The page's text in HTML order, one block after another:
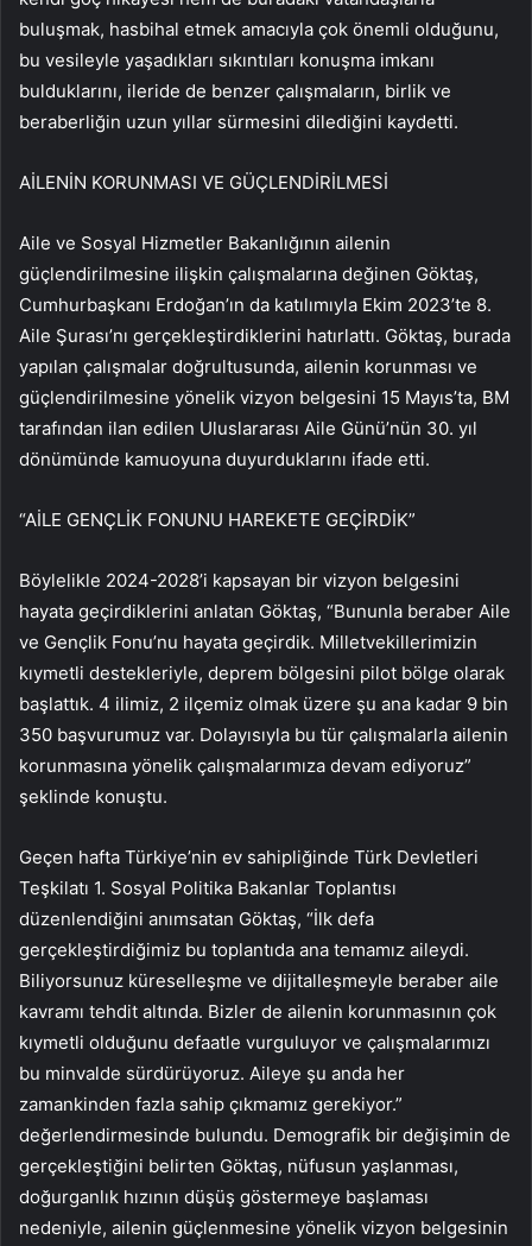
buluşmak, hasbihal etmek amacıyla çok önemli olduğunu,
bu vesileyle yaşadıkları sıkıntıları konuşma imkanı
bulduklarını, ileride de benzer çalışmaların, birlik ve
beraberliğin uzun yıllar sürmesini dilediğini kaydetti.
AİLENİN KORUNMASI VE GÜÇLENDİRİLMESİ
Aile ve Sosyal Hizmetler Bakanlığının ailenin
güçlendirilmesine ilişkin çalışmalarına değinen Göktaş,
Cumhurbaşkanı Erdoğan’ın da katılımıyla Ekim 2023’te 8.
Aile Şurası’nı gerçekleştirdiklerini hatırlattı. Göktaş, burada
yapılan çalışmalar doğrultusunda, ailenin korunması ve
güçlendirilmesine yönelik vizyon belgesini 15 Mayıs’ta, BM
tarafından ilan edilen Uluslararası Aile Günü’nün 30. yıl
dönümünde kamuoyuna duyurduklarını ifade etti.
“AİLE GENÇLİK FONUNU HAREKETE GEÇİRDİK”
Böylelikle 2024-2028’i kapsayan bir vizyon belgesini
hayata geçirdiklerini anlatan Göktaş, “Bununla beraber Aile
ve Gençlik Fonu’nu hayata geçirdik. Milletvekillerimizin
kıymetli destekleriyle, deprem bölgesini pilot bölge olarak
başlattık. 4 ilimiz, 2 ilçemiz olmak üzere şu ana kadar 9 bin
350 başvurumuz var. Dolayısıyla bu tür çalışmalarla ailenin
korunmasına yönelik çalışmalarımıza devam ediyoruz”
şeklinde konuştu.
Geçen hafta Türkiye’nin ev sahipliğinde Türk Devletleri
Teşkilatı 1. Sosyal Politika Bakanlar Toplantısı
düzenlendiğini anımsatan Göktaş, “İlk defa
gerçekleştirdiğimiz bu toplantıda ana temamız aileydi.
Biliyorsunuz küreselleşme ve dijitalleşmeyle beraber aile
kavramı tehdit altında. Bizler de ailenin korunmasının çok
kıymetli olduğunu defaatle vurguluyor ve çalışmalarımızı
bu minvalde sürdürüyoruz. Aileye şu anda her
zamankinden fazla sahip çıkmamız gerekiyor.”
değerlendirmesinde bulundu. Demografik bir değişimin de
gerçekleştiğini belirten Göktaş, nüfusun yaşlanması,
doğurganlık hızının düşüş göstermeye başlaması
nedeniyle, ailenin güçlenmesine yönelik vizyon belgesinin